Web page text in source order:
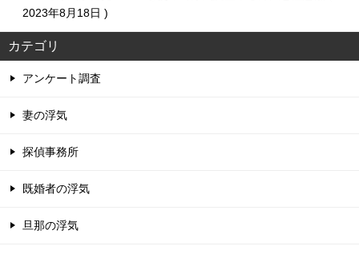
2023年8月18日
カテゴリ
アンケート調査
妻の浮気
探偵事務所
既婚者の浮気
旦那の浮気